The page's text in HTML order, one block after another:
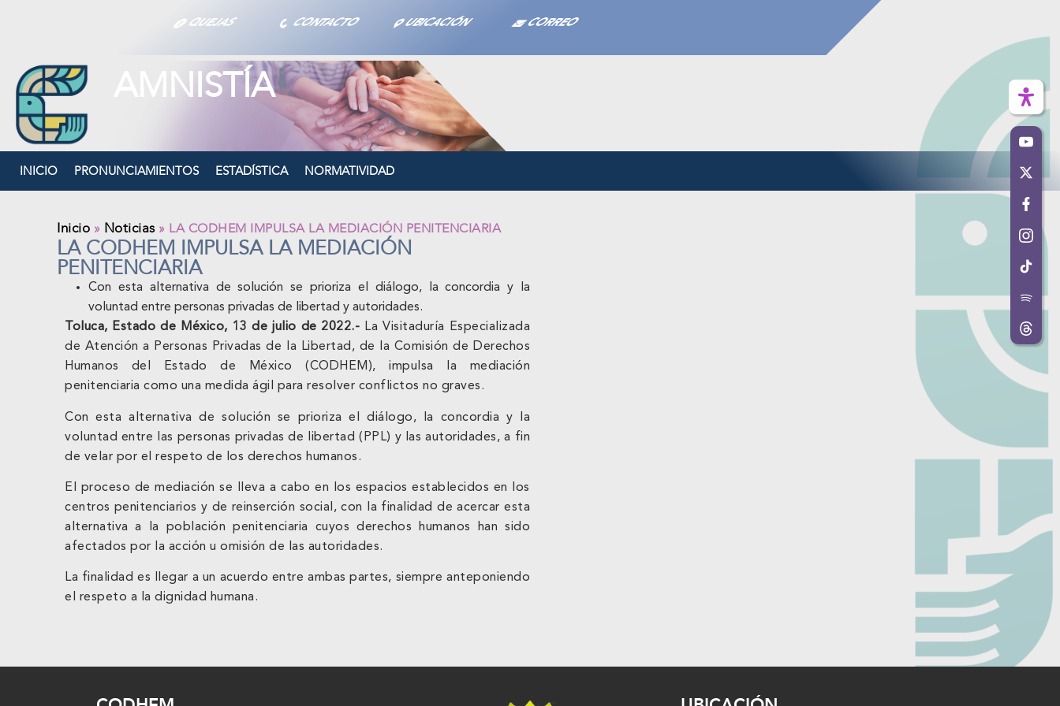
QUEJAS CONTACTO UBICACIÓN CORREO
AMNISTÍA
INICIO PRONUNCIAMIENTOS ESTADÍSTICA NORMATIVIDAD
Inicio » Noticias» LA CODHEM IMPULSA LA MEDIACIÓN PENITENCIARIA
LA CODHEM IMPULSA LA MEDIACIÓN
PENITENCIARIA
Con esta alternativa de solución se prioriza el diálogo, la concordia y la
voluntad entre personas privadas de libertad y autoridades.
Toluca, Estado de México, 13 de julio de 2022.- La Visitaduría Especializada
de Atención a Personas Privadas de la Libertad, de la Comisión de Derechos
Humanos del Estado de México (CODHEM), impulsa la mediación
penitenciaria como una medida ágil para resolver conflictos no graves.
Con esta alternativa de solución se prioriza el diálogo, la concordia y la
voluntad entre las personas privadas de libertad (PPL) y las autoridades, a fin
de velar por el respeto de los derechos humanos.
El proceso de mediación se lleva a cabo en los espacios establecidos en los
centros penitenciarios y de reinserción social, con la finalidad de acercar esta
alternativa a la población penitenciaria cuyos derechos humanos han sido
afectados por la acción u omisión de las autoridades.
La finalidad es llegar a un acuerdo entre ambas partes, siempre anteponiendo
el respeto a la dignidad humana.